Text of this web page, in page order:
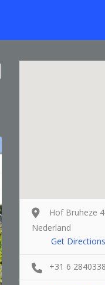
Hof Bruheze
Nederland
Get Directions
+31 6